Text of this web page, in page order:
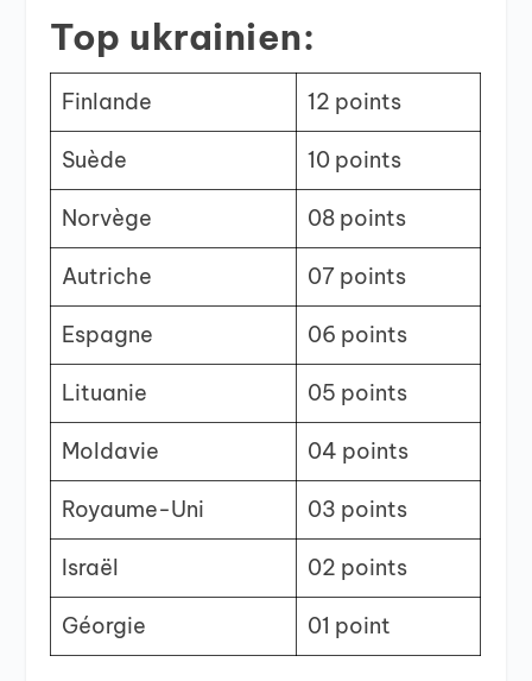
Top ukrainien:
Finlande 12 points
Suède 10 points
Norvège 08 points
Autriche 07 points
Espagne 06 points
Lituanie 05 points
Moldavie 04 points
Royaume-Uni 03 points
Israël 02 points
Géorgie 01 point